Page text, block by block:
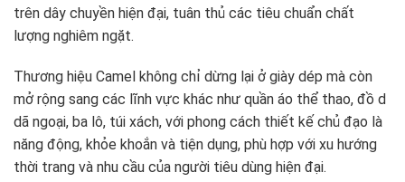
trên dây chuyền hiện đại, tuân thủ các tiêu chuẩn chất
lượng nghiêm ngặt.
Thương hiệu Camel không chỉ dừng lại ở giày dép mà còn
mở rộng sang các lĩnh vực khác như quần áo thể thao, đồ d
dã ngoại, ba lô, túi xách, với phong cách thiết kế chủ đạo là
năng động, khỏe khoắn và tiện dụng, phù hợp với xu hướng
thời trang và nhu cầu của người tiêu dùng hiện đại.